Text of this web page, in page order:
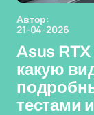
Автор:
21-04-2026
Asus
какую
тестами